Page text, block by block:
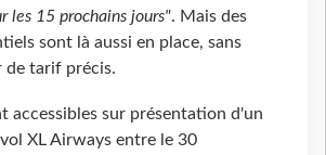
les 15 prochains jours". Mais des
sont là aussi en place, sans
tarif précis.
accessibles sur présentation d'un
XL Airways entre le 30